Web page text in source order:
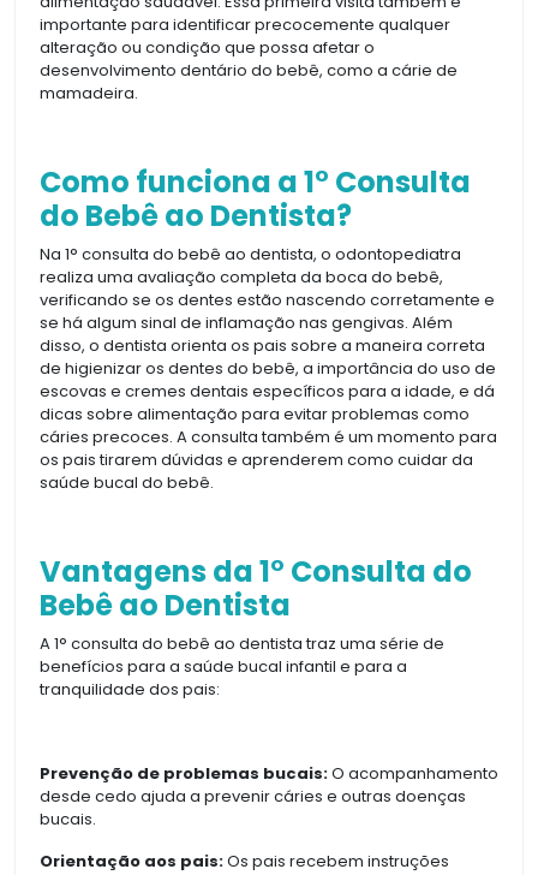
importante para identificar precocemente qualquer
alteração ou condição que possa afetar o
desenvolvimento dentário do bebê, como a cárie de
mamadeira.
Como funciona a 1° Consulta
do Bebê ao Dentista?
Na 1° consulta do bebê ao dentista, o odontopediatra
realiza uma avaliação completa da boca do bebê,
verificando se os dentes estão nascendo corretamente e
se há algum sinal de inflamação nas gengivas. Além
disso, o dentista orienta os pais sobre a maneira correta
de higienizar os dentes do bebê, a importância do uso de
escovas e cremes dentais específicos para a idade, e dá
dicas sobre alimentação para evitar problemas como
cáries precoces. A consulta também é um momento para
os pais tirarem dúvidas e aprenderem como cuidar da
saúde bucal do bebê.
Vantagens da 1° Consulta do
Bebê ao Dentista
A 1° consulta do bebê ao dentista traz uma série de
benefícios para a saúde bucal infantil e para a
tranquilidade dos pais:
Prevenção de problemas bucais:O acompanhamento
desde cedo ajuda a prevenir cáries e outras doenças
bucais.
Orientação aos pais:Os pais recebem instruções